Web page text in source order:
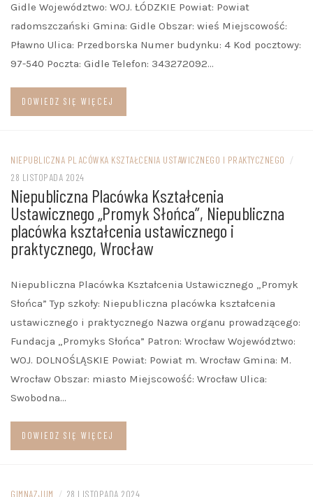
Gidle Województwo: WOJ. ŁÓDZKIE Powiat: Powiat
radomszczański Gmina: Gidle Obszar: wieś Miejscowość:
Pławno Ulica: Przedborska Numer budynku: 4 Kod pocztowy:
97-540 Poczta: Gidle Telefon: 343272092…
DOWIEDZ SIĘ WIĘCEJ
NIEPUBLICZNA PLACÓWKA KSZTAŁCENIA USTAWICZNEGO I PRAKTYCZNEGO /
28 LISTOPADA 2024
Niepubliczna Placówka Kształcenia
Ustawicznego „Promyk Słońca”, Niepubliczna
placówka kształcenia ustawicznego i
praktycznego, Wrocław
Niepubliczna Placówka Kształcenia Ustawicznego „Promyk
Słońca” Typ szkoły: Niepubliczna placówka kształcenia
ustawicznego i praktycznego Nazwa organu prowadzącego:
Fundacja „Promyks Słońca” Patron: Wrocław Województwo:
WOJ. DOLNOŚLĄSKIE Powiat: Powiat m. Wrocław Gmina: M.
Wrocław Obszar: miasto Miejscowość: Wrocław Ulica:
Swobodna…
DOWIEDZ SIĘ WIĘCEJ
GIMNAZJUM / 28 LISTOPADA 2024